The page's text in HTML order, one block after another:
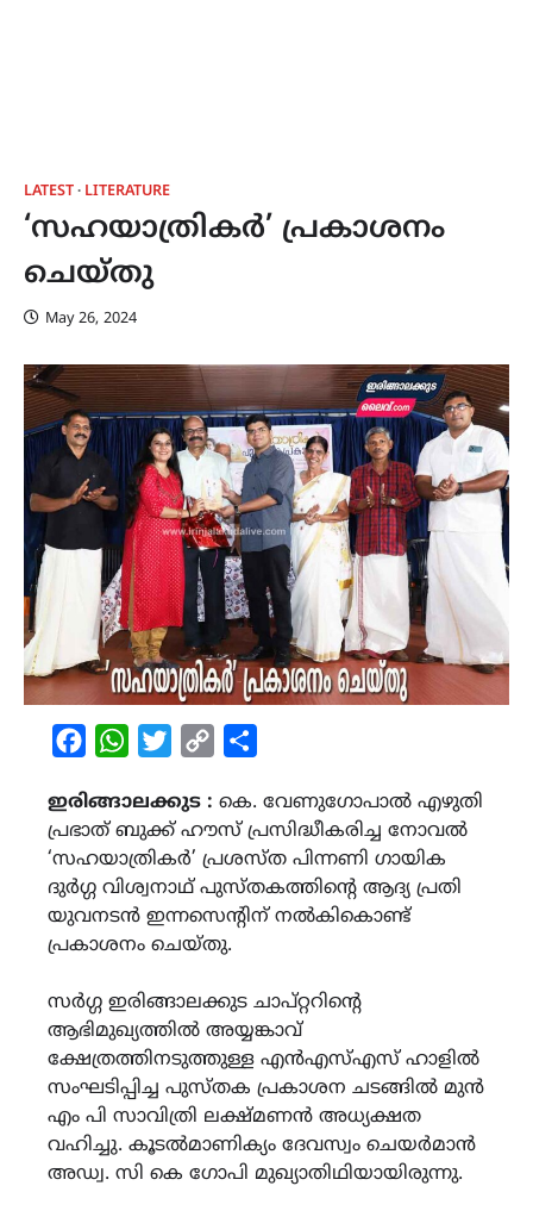
LATEST LITERATURE
‘സഹയാത്രികർ’ പ്രകാശനം
ചെയ്തു
May 26, 2024
FacebookWhatsAppTwitterCopy
ഇരിങ്ങാലക്കുട : കെ. വേണുഗോപാൽ എഴുതി
പ്രഭാത് ബുക്ക് ഹൗസ് പ്രസിദ്ധീകരിച്ച നോവൽ
‘സഹയാത്രികർ’ പ്രശസ്ത പിന്നണി ഗായിക
ദുർഗ്ഗ വിശ്വനാഥ് പുസ്തകത്തിൻ്റെ ആദ്യ പ്രതി
യുവനടൻ ഇന്നസെന്റിന് നൽകികൊണ്ട്
പ്രകാശനം ചെയ്തു.
സർഗ്ഗ ഇരിങ്ങാലക്കുട ചാപ്റ്ററിൻ്റെ
ആഭിമുഖ്യത്തിൽ അയ്യങ്കാവ്
ക്ഷേത്രത്തിനടുത്തുള്ള എൻഎസ്എസ് ഹാളിൽ
സംഘടിപ്പിച്ച പുസ്തക പ്രകാശന ചടങ്ങിൽ മുൻ
എം പി സാവിത്രി ലക്ഷ്മണൻ അധ്യക്ഷത
വഹിച്ചു. കൂടൽമാണിക്യം ദേവസ്വം ചെയർമാൻ
അഡ്വ. സി കെ ഗോപി മുഖ്യാതിഥിയായിരുന്നു.